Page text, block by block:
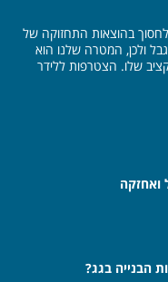
בהוצאות התחזוקה של
ולכן, המטרה שלנו הוא
שלו. הצטרפות ללידר
ואחזקה